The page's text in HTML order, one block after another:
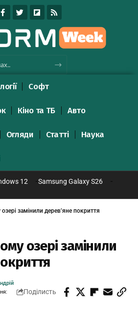
Софт
Кіно та ТБ Авто
Огляди Статті Наука
12
Samsung Galaxy S26
замінили дерев’яне покриття
озері замінили
Поділисть